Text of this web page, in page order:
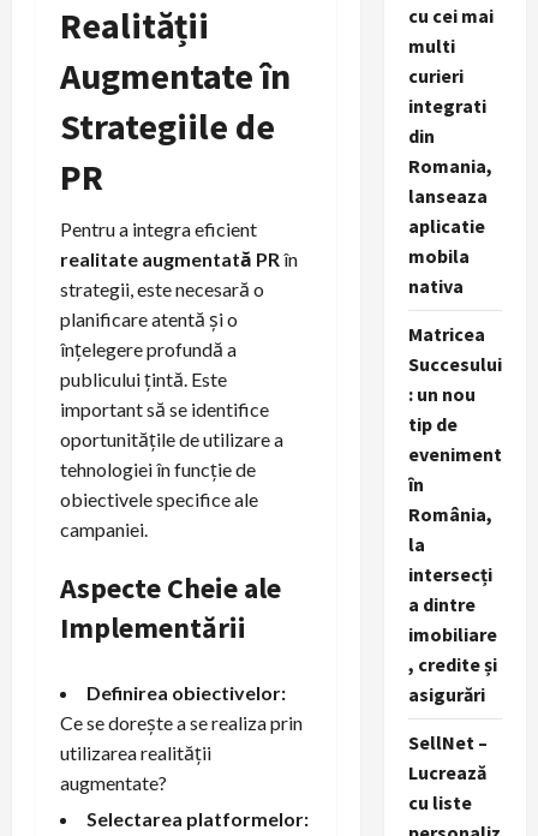
Realității
Augmentate în
Strategiile de
PR
Pentru a integra eficient
realitate augmentată PR în
strategii, este necesară o
planificare atentă și o
înțelegere profundă a
publicului țintă. Este
important să se identifice
oportunitățile de utilizare a
tehnologiei în funcție de
obiectivele specifice ale
campaniei.
Aspecte Cheie ale
Implementării
Definirea obiectivelor:
Ce se dorește a se realiza prin
utilizarea realității
augmentate?
Selectarea platformelor:
cu cei mai
multi
curieri
integrati
din
Romania,
lanseaza
aplicatie
mobila
nativa
Matricea
Succesului
: un nou
tip de
eveniment
în
România,
la
intersecți
a dintre
imobiliare
, credite și
asigurări
SellNet –
Lucrează
cu liste